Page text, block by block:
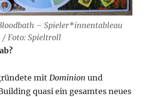
– Spieler*innentableau
/ Foto: Spieltroll
mitDominion und
quasi ein gesamtes neues